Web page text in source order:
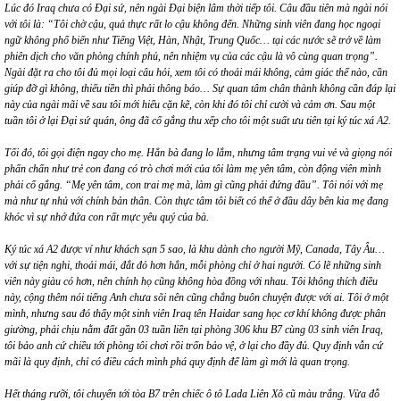
Lúc đó Iraq chưa có Đại sứ, nên ngài Đại biện lâm thời tiếp tôi. Câu đầu tiên mà ngài nói
với tôi là: “Tôi chờ cậu, quả thực rất lo cậu không đến. Những sinh viên đang học ngoại
ngữ không phổ biến như Tiếng Việt, Hàn, Nhật, Trung Quốc… tại các nước sẽ trở về làm
phiên dịch cho văn phòng chính phủ, nên nhiệm vụ của các cậu là vô cùng quan trọng”.
Ngài đặt ra cho tôi đủ mọi loại câu hỏi, xem tôi có thoải mái không, cảm giác thế nào, cần
giúp đỡ gì không, thiếu tiền thì phải thông báo… Sự quan tâm chân thành không cần đáp lại
này của ngài mãi về sau tôi mới hiểu cặn kẽ, còn khi đó tôi chỉ cười và cảm ơn. Sau một
tuần tôi ở lại Đại sứquán, ông đã cố gắng thu xếp cho tôi một suất ưu tiên tại ký túc xáA2.
Tối đó, tôi gọi điện ngay cho mẹ. Hẳn bà đang lo lắm, nhưng tâm trạng vui vẻ và giọng nói
phấn chấn như trẻ con đang có trò chơi mới của tôi làm mẹ yên tâm, còn động viên mình
phải cố gắng. “Mẹ yên tâm, con trai mẹ mà, làm gì cũng phải đứng đầu”. Tôi nói với mẹ
mà như tự nhủ với chính bản thân. Còn thực tâm tôi biết có thể ở đầu dây bên kia mẹ đang
khóc vì sự nhớ đứa con rất mực yêu quý của bà.
Ký túc xáA2 được ví như khách sạn 5 sao, là khu dành cho người Mỹ, Canada, Tây Âu…
với sự tiện nghi, thoải mái, đắt đỏ hơn hẳn, mỗi phòng chỉ ở hai người. Có lẽ những sinh
viên này giàu có hơn, nên chính họ cũng không hòa đồng với nhau. Tôi không thích điều
này, cộng thêm nói tiếng Anh chưa sõi nên cũng chẳng buôn chuyện được với ai. Tôi ở một
mình, nhưng sau đó thấy một sinh viên Iraq tên Haidar sang học cơ khí không được phân
giường, phải chịu nằm đất gần 03 tuần liền tại phòng 306 khu B7 cùng 03 sinh viên Iraq,
tôi bảo anh cứ chiều tới phòng tôi chơi rồi trốn bảo vệ, ở lại cho đầy đủ. Quy định vẫn cứ
mãi là quy định, chỉ có điều cách mình phá quy định để làm gì mới là quan trọng.
Hết tháng rưỡi, tôi chuyển tới tòa B7 trên chiếc ô tô Lada Liên Xô cũ màu trắng. Vừa đỗ